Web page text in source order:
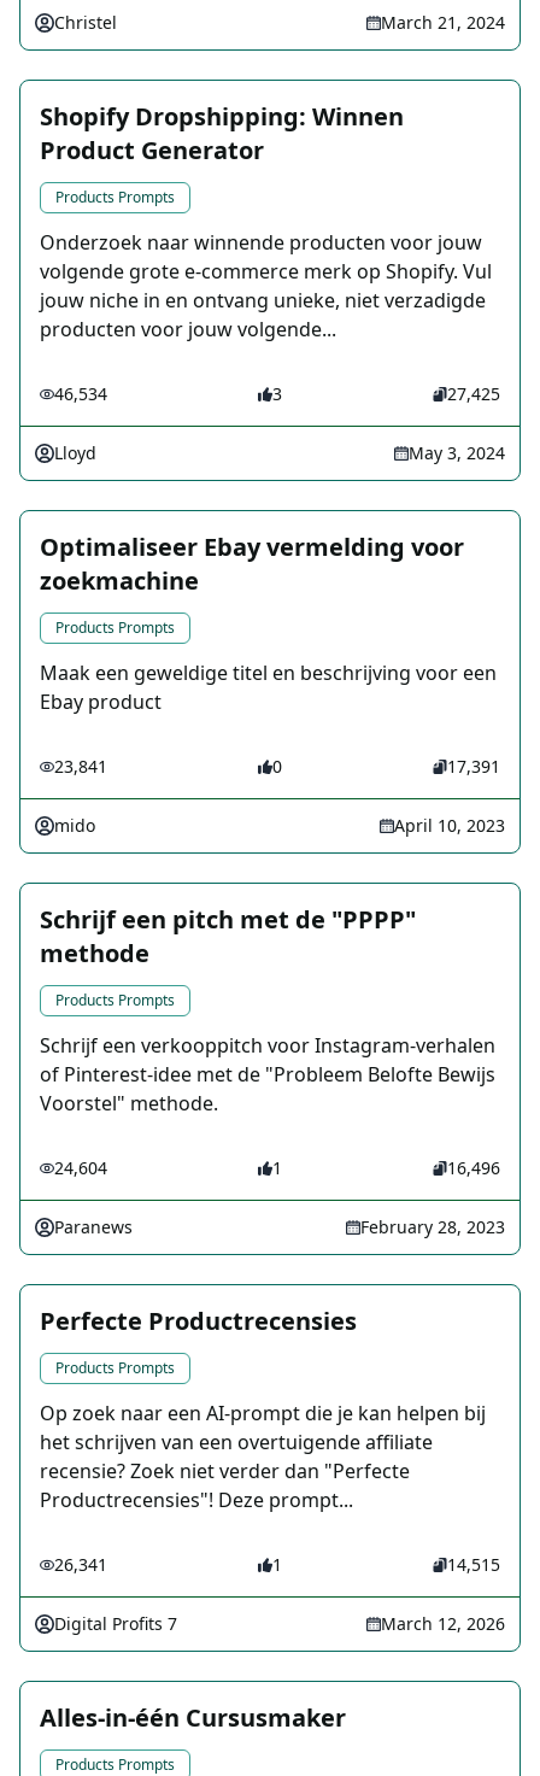
Christel March 21, 2024
Shopify Dropshipping: Winnen
Product Generator
Products Prompts
Onderzoek naar winnende producten voor jouw
volgende grote e-commerce merk op Shopify. Vul
jouw niche in en ontvang unieke, niet verzadigde
producten voor jouw volgende...
46,534 3 27,425
Lloyd May 3, 2024
Optimaliseer Ebay vermelding voor
zoekmachine
Products Prompts
Maak een geweldige titel en beschrijving voor een
Ebay product
23,841 0 17,391
mido April 10, 2023
Schrijf een pitch met de "PPPP"
methode
Products Prompts
Schrijf een verkooppitch voor Instagram-verhalen
of Pinterest-idee met de "Probleem Belofte Bewijs
Voorstel" methode.
24,604 1 16,496
Paranews February 28, 2023
Perfecte Productrecensies
Products Prompts
Op zoek naar een AI-prompt die je kan helpen bij
het schrijven van een overtuigende affiliate
recensie? Zoek niet verder dan "Perfecte
Productrecensies"! Deze prompt...
26,341 1 14,515
Digital Profits 7 March 12, 2026
Alles-in-één Cursusmaker
Products Prompts